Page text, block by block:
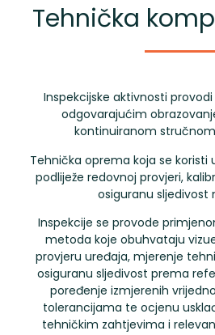
Tehnička
Inspekcijske aktivnosti provodi
odgovarajućim
kontinuiranom
Tehnička oprema koja se koristi
podliježe redovnoj provjeri,
osiguranu sljedivost
Inspekcije se provode
metoda koje obuhvataju
provjeru uređaja, mjerenje
osiguranu sljedivost prema
poređenje izmjerenih
tolerancijama te ocjenu
tehničkim zahtjevima i